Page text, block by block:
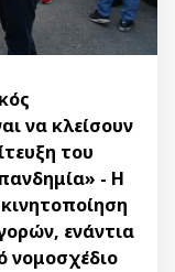
να κλείσουν
του
- Η
ενάντια
νομοσχέδιο